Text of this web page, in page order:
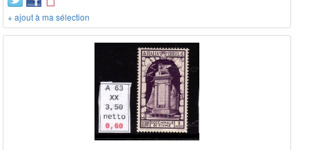
+ ajout à ma sélection